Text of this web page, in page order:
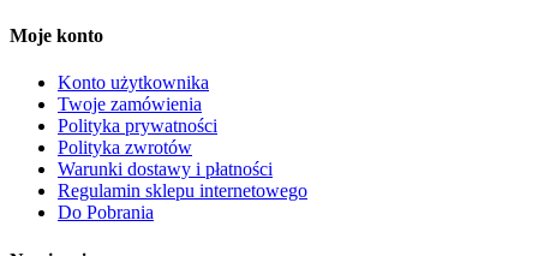
Moje konto
Konto użytkownika
Twoje zamówienia
Polityka prywatności
Polityka zwrotów
Warunki dostawy i płatności
Regulamin sklepu internetowego
Do Pobrania